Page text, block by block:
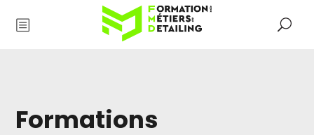
Formations